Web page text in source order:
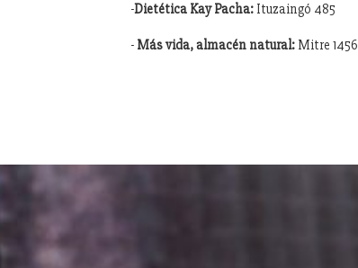
-Dietética Kay Pacha: Ituzaingó 485
- Más vida, almacén natural: Mitre 1456